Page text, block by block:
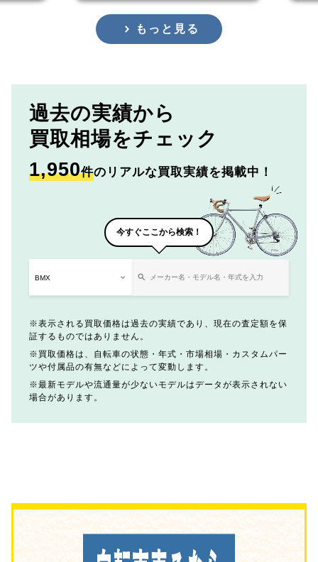
もっと見る
過去の実績から
買取相場をチェック
1,950件のリアルな買取実績を掲載中！
今すぐここから検索！
表示される買取価格は過去の実績であり、現在の査定額を保
証するものではありません。
買取価格は、自転車の状態・年式・市場相場・カスタムパー
ツや付属品の有無などによって変動します。
最新モデルや流通量が少ないモデルはデータが表示されない
場合があります。